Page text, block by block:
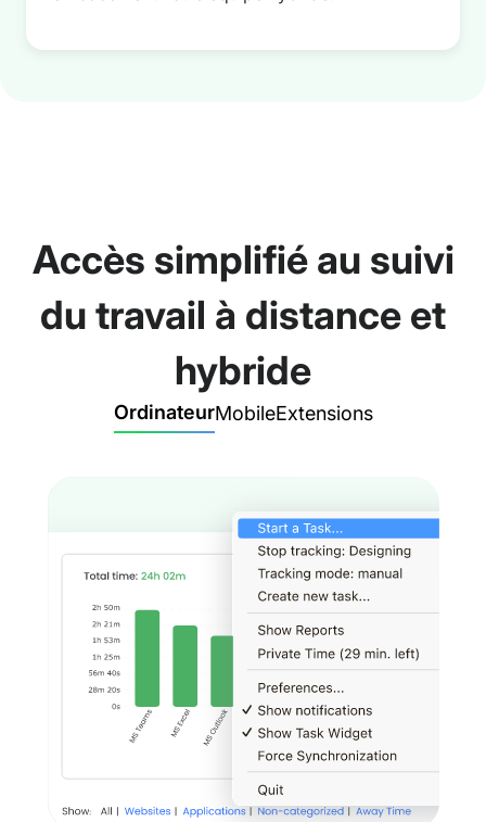
Accès simplifié au suivi
du travail à distance et
hybride
OrdinateurMobileExtensions